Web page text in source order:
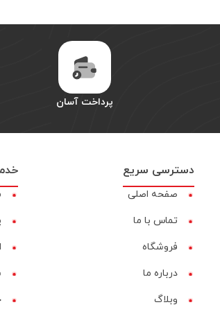
پرداخت آسان
دسترسی سریع
صفحه اصلی
تماس با ما
فروشگاه
درباره ما
وبلاگ